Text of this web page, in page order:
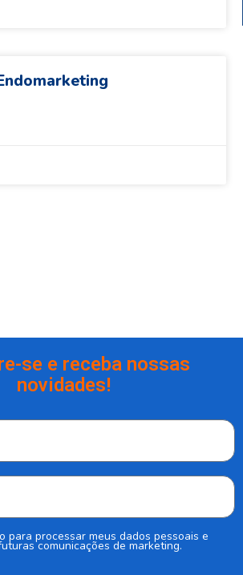
se e receba nossas
novidades!
para processar meus dados pessoais e
comunicações de marketing.